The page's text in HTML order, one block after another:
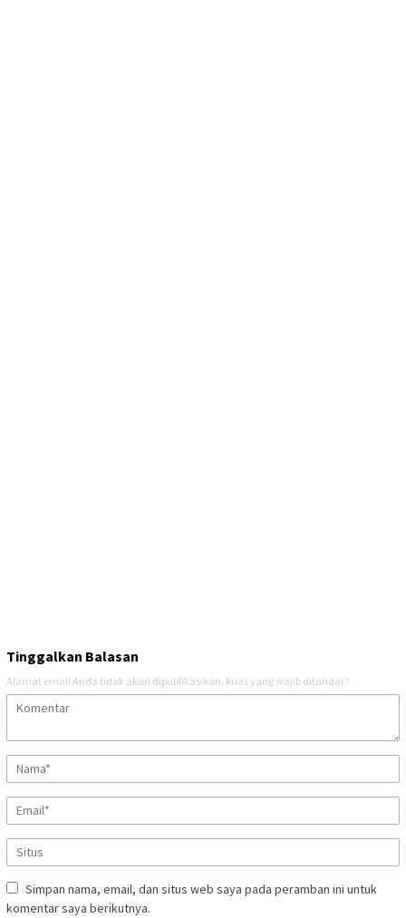
Tinggalkan Balasan
Alamat email Anda tidak akan dipublikasikan. Ruas yang wajib ditandai *
Simpan nama, email, dan situs web saya pada peramban ini untuk
komentar saya berikutnya.